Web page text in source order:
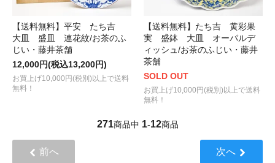
【送料無料】平安 たち吉
大皿 盛皿 連花紋/お茶のふ
じい・藤井茶舗
12,000円(税込13,200円)
お買上げ10,000円(税別)以上で送料
無料！
【送料無料】たち吉 黄彩果
実 盛鉢 大皿 オーパルデ
ィッシュ/お茶のふじい・藤井
茶舗
SOLD OUT
お買上げ10,000円(税別)以上で送料
無料！
271商品中 1-12商品
前へ 次へ